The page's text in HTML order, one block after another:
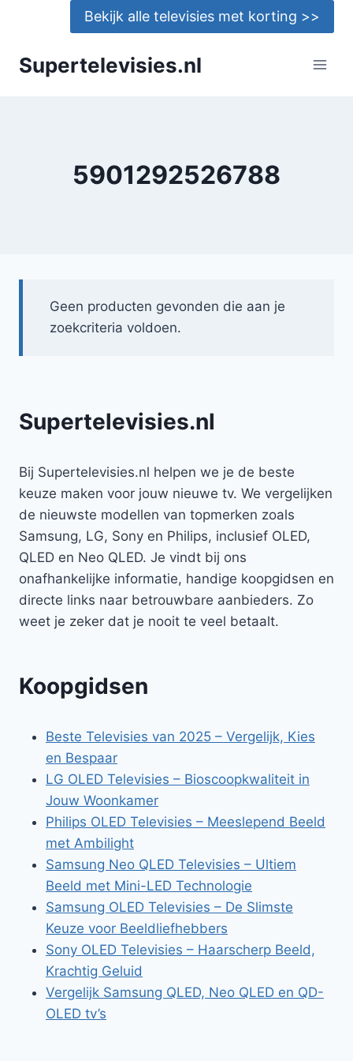
Bekijk alle televisies met korting >>
Supertelevisies.nl
5901292526788
Geen producten gevonden die aan je
zoekcriteria voldoen.
Supertelevisies.nl
Bij Supertelevisies.nl helpen we je de beste
keuze maken voor jouw nieuwe tv. We vergelijken
de nieuwste modellen van topmerken zoals
Samsung, LG, Sony en Philips, inclusief OLED,
QLED en Neo QLED. Je vindt bij ons
onafhankelijke informatie, handige koopgidsen en
directe links naar betrouwbare aanbieders. Zo
weet je zeker dat je nooit te veel betaalt.
Koopgidsen
Beste Televisies van 2025 – Vergelijk, Kies
en Bespaar
LG OLED Televisies – Bioscoopkwaliteit in
Jouw Woonkamer
Philips OLED Televisies – Meeslepend Beeld
met Ambilight
Samsung Neo QLED Televisies – Ultiem
Beeld met Mini-LED Technologie
Samsung OLED Televisies – De Slimste
Keuze voor Beeldliefhebbers
Sony OLED Televisies – Haarscherp Beeld,
Krachtig Geluid
Vergelijk Samsung QLED, Neo QLED en QD-
OLED tv’s